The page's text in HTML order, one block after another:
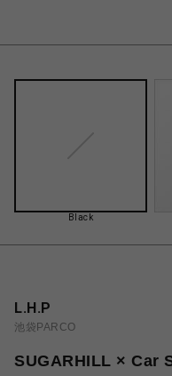
Black
L.H.P
池袋PARCO
SUGARHILL × Car